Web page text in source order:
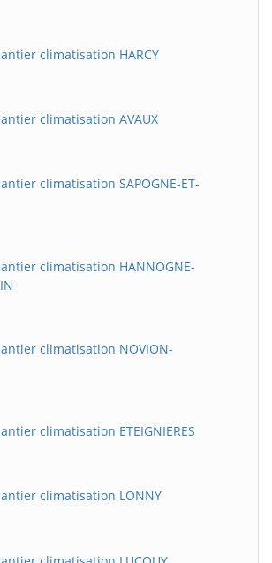
climatisation HARCY
climatisation AVAUX
climatisation SAPOGNE-ET-
climatisation HANNOGNE-
climatisation NOVION-
climatisation ETEIGNIERES
climatisation LONNY
BatiWebPro